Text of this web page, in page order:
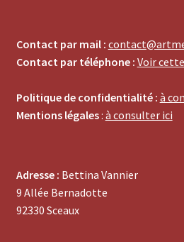
Contact par mail :
Contact par téléphone : Voir
Politique de confidentialité : à
Mentions légales: à consulter ici
Adresse : Bettina Vannier
9 Allée Bernadotte
92330 Sceaux